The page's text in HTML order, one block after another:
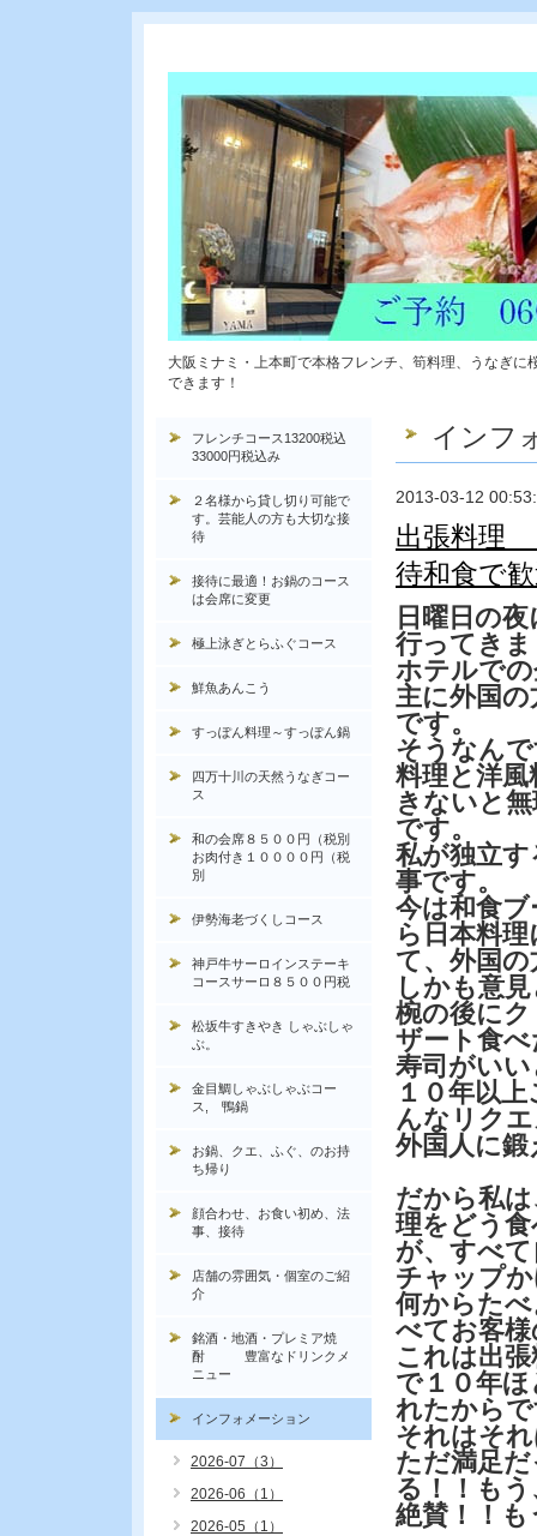
大阪ミナミ・上本町で本格フレンチ、筍料理、うなぎ
できます！
インフ
2013-03-12
出張料理
待和食で
日曜日の
行ってき
ホテルで
主に外国
です。
そうなん
料理と洋風
きないと
です。
私が独立
事です。
今は和食
ら日本料
て、外国
しかも意
椀の後に
ザート食
寿司がい
１０年以
んなリク
外国人に
だから私
理をどう
が、すべ
チャップ
何からた
べてお客
これは出
で１０年
れたから
それはそ
ただ満足
る！！も
絶賛！！
フレンチコース13200税込
33000円税込み
２名様から貸し切り可能で
す。芸能人の方も大切な接
待
接待に最適！お鍋のコース
は会席に変更
極上泳ぎとらふぐコース
鮮魚あんこう
すっぽん料理～すっぽん鍋
四万十川の天然うなぎコー
ス
和の会席８５００円（税別
お肉付き１００００円（税
別
伊勢海老づくしコース
神戸牛サーロインステーキ
コースサーロ８５００円税
松坂牛すきやき しゃぶしゃ
ぶ。
金目鯛しゃぶしゃぶコー
ス, 鴨鍋
お鍋、クエ、ふぐ、のお持
ち帰り
顔合わせ、お食い初め、法
事、接待
店舗の雰囲気・個室のご紹
介
銘酒・地酒・プレミア焼
酎 豊富なドリンクメ
ニュー
インフォメーション
2026-07（3）
2026-06（1）
2026-05（1）